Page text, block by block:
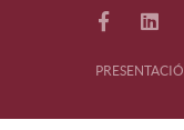
PRESENTACIÓ